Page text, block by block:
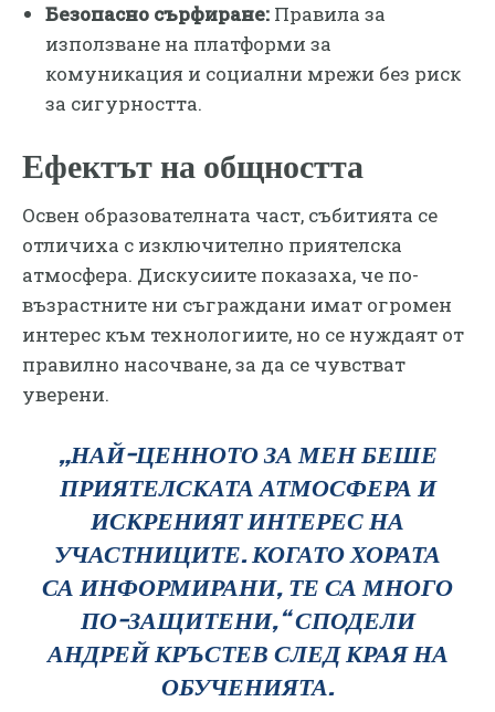
Безопасно сърфиране: Правила за
използване на платформи за
комуникация и социални мрежи без риск
за сигурността.
​Ефектът на общността
​Освен образователната част, събитията се
отличиха с изключително приятелска
атмосфера. Дискусиите показаха, че по-
възрастните ни съграждани имат огромен
интерес към технологиите, но се нуждаят от
правилно насочване, за да се чувстват
уверени.
„НАЙ-ЦЕННОТО ЗА МЕН БЕШЕ
ПРИЯТЕЛСКАТА АТМОСФЕРА И
ИСКРЕНИЯТ ИНТЕРЕС НА
УЧАСТНИЦИТЕ. КОГАТО ХОРАТА
СА ИНФОРМИРАНИ, ТЕ СА МНОГО
ПО-ЗАЩИТЕНИ,“СПОДЕЛИ
АНДРЕЙ КРЪСТЕВ СЛЕД КРАЯ НА
ОБУЧЕНИЯТА.